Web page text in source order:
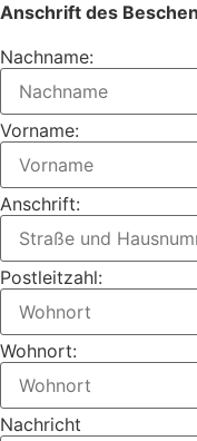
Anschrift des
Nachname:
Vorname:
Anschrift:
Postleitzahl:
Wohnort:
Nachricht